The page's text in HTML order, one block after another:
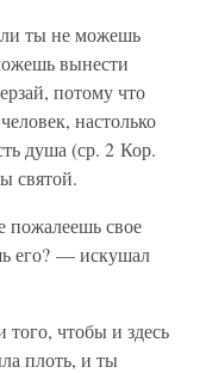
ты не можешь
вынести
потому что
настолько
душа (ср. 2 Кор.
святой.
свое
его? — искушал
чтобы и здесь
плоть, и ты